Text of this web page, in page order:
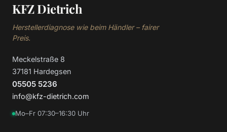
KFZ Dietrich
Herstellerdiagnose wie beim Händler – fairer
Preis.
Meckelstraße 8
37181 Hardegsen
05505 5236
info@kfz-dietrich.com
Mo–Fr 07:30–16:30 Uhr